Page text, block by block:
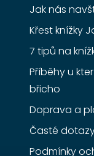
Jak nás
Křest knížky
7 tipů na
Příběhy u
břicho
Doprava a
Časté
Podmínky